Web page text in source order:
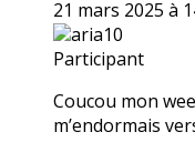
21 mars 2025 à
aria10
Participant
Coucou mon
m’endormais